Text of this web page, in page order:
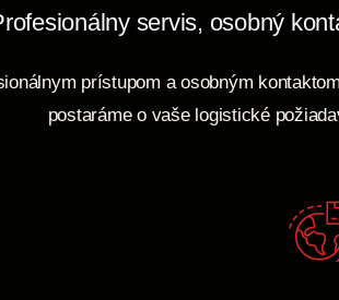
servis, osobný
prístupom a osobným
postaráme o vaše logistické